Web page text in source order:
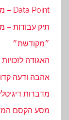
Data Point – מרכז טאוב
תיק עבודות –
״מקודשת״
האגודה
אהבה ודעה
מדברות
מסע הקסם